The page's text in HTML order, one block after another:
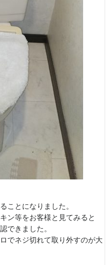
ことになりました。
ン等をお客様と見てみると
できました。
でネジ切れて取り外すのが大